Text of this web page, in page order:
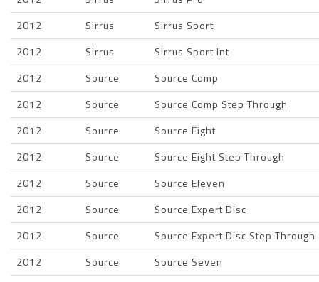
2012
Sirrus
Sirrus Sport
2012
Sirrus
Sirrus Sport Int
2012
Source
Source Comp
2012
Source
Source Comp Step Through
2012
Source
Source Eight
2012
Source
Source Eight Step Through
2012
Source
Source Eleven
2012
Source
Source Expert Disc
2012
Source
Source Expert Disc Step Through
2012
Source
Source Seven